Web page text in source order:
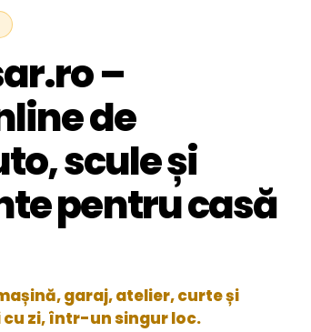
–
de
scule și
pentru casă
garaj, atelier, curte și
zi, într-un singur loc.